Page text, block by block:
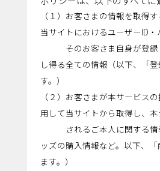
（１）お客さまの情報を取得
当サイトにおけるユーザーID・
そのお客さま自身が登録
し得る全ての情報（以下、「
す。）
（２）お客さまが本サービス
用して当サイトから取得し、
されるご本人に関する情
ッズの購入情報など。以下、
ます。）